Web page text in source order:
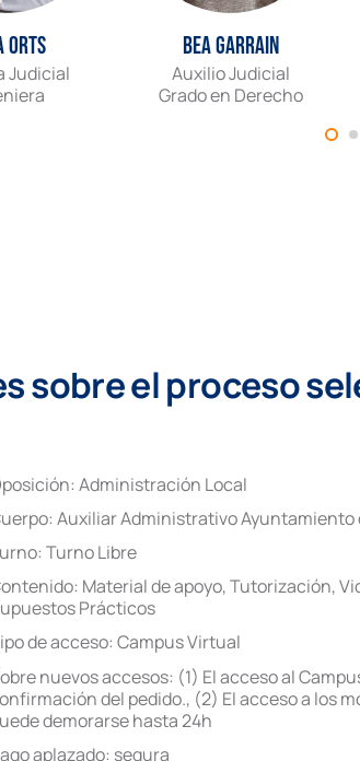
Orts
Judicial
Bea Garrain
Auxilio Judicial
Grado en Derecho
sobre el proceso
Administración Local
Auxiliar Administrativo Ayuntamiento
Turno Libre
Material de apoyo,Tutorización,
Prácticos
de acceso:Campus Virtual
nuevos accesos: (1) El acceso al
del pedido., (2) El acceso a los
demorarse hasta 24h
aplazado: sequra